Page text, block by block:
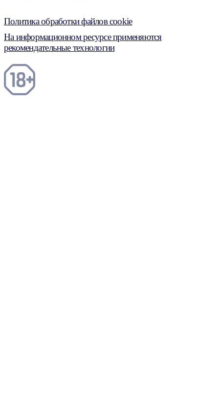
Политика обработки файлов cookie
На информационном ресурсе применяются
рекомендательные технологии